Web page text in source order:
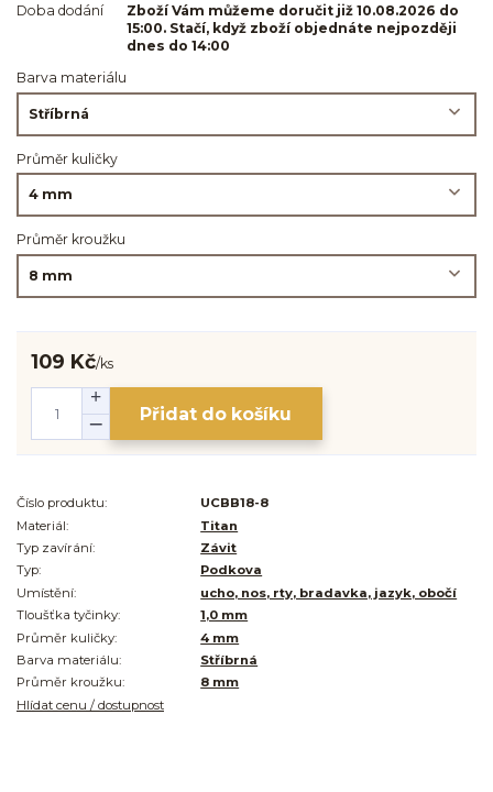
Doba dodání
Zboží Vám můžeme doručit již 10.08.2026 do
15:00. Stačí, když zboží objednáte nejpozději
dnes do 14:00
Barva materiálu
Průměr kuličky
Průměr kroužku
109 Kč/ks
Přidat do košíku
Číslo produktu:
UCBB18-8
Materiál:
Titan
Typ zavírání:
Závit
Typ:
Podkova
Umístění:
ucho, nos, rty, bradavka, jazyk, obočí
Tloušťka tyčinky:
1,0 mm
Průměr kuličky:
4 mm
Barva materiálu:
Stříbrná
Průměr kroužku:
8 mm
Hlídat cenu / dostupnost